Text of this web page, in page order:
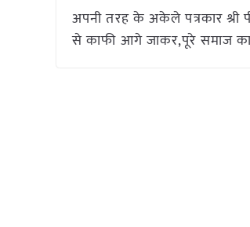
अपनी तरह के अकेले पत्रकार
से काफी आगे जाकर,पूरे समाज